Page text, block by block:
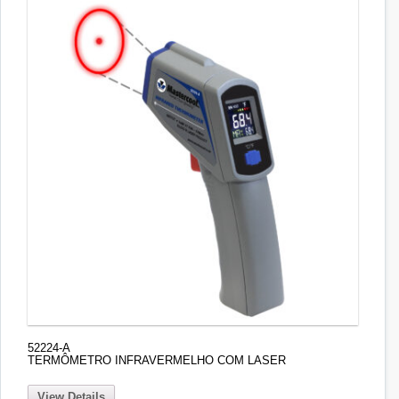
52224-A
TERMÔMETRO INFRAVERMELHO COM LASER